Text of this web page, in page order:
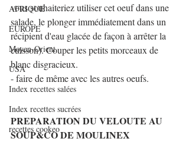
AFRIQUE
EUROPE
Moyen-Orient
USA
Index recettes salées
Index recettes sucrées
recettes cookeo
vous souhaiteriez utiliser cet oeuf dans une
salade, le plonger immédiatement dans un
récipient d'eau glacée de façon à arrêter la
cuisson). Couper les petits morceaux de
blanc disgracieux.
- faire de même avec les autres oeufs.
PREPARATION DU VELOUTE AU
SOUP&CO DE MOULINEX